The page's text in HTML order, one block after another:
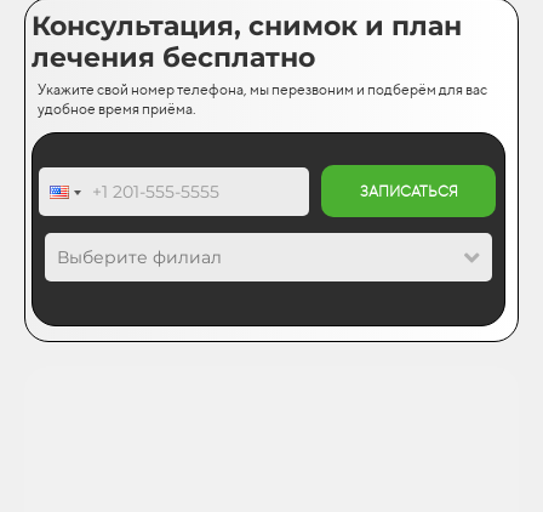
Консультация, снимок и план
лечения бесплатно
Укажите свой номер телефона, мы перезвоним и подберём для вас
удобное время приёма.
ЗАПИСАТЬСЯ
Выберите филиал